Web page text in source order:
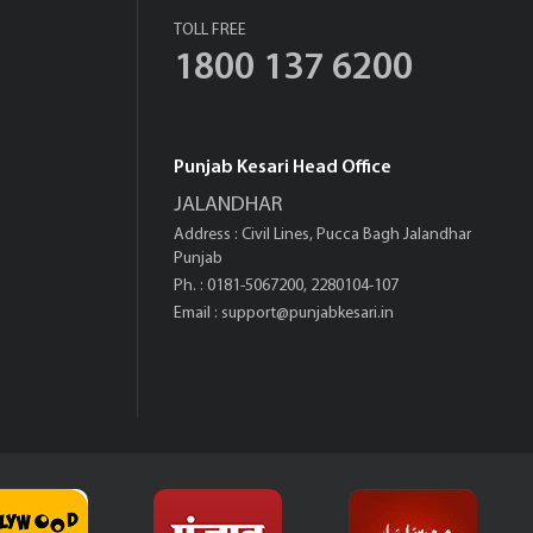
TOLL FREE
1800 137 6200
Punjab Kesari Head Office
JALANDHAR
Address : Civil Lines, Pucca Bagh Jalandhar
Punjab
Ph. : 0181-5067200, 2280104-107
Email : support@punjabkesari.in